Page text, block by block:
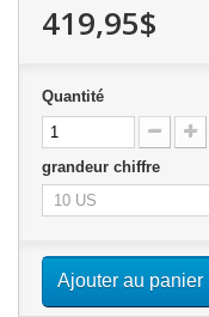
419,95$
Quantité
grandeur chiffre
Ajouter au panier